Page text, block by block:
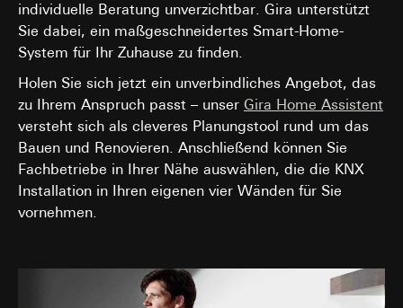
individuelle Beratung unverzichtbar. Gira unterstützt
Sie dabei, ein maßgeschneidertes Smart-Home-
System für Ihr Zuhause zu finden.
Holen Sie sich jetzt ein unverbindliches Angebot, das
zu Ihrem Anspruch passt – unser Gira Home Assistent
versteht sich als cleveres Planungstool rund um das
Bauen und Renovieren. Anschließend können Sie
Fachbetriebe in Ihrer Nähe auswählen, die die KNX
Installation in Ihren eigenen vier Wänden für Sie
vornehmen.